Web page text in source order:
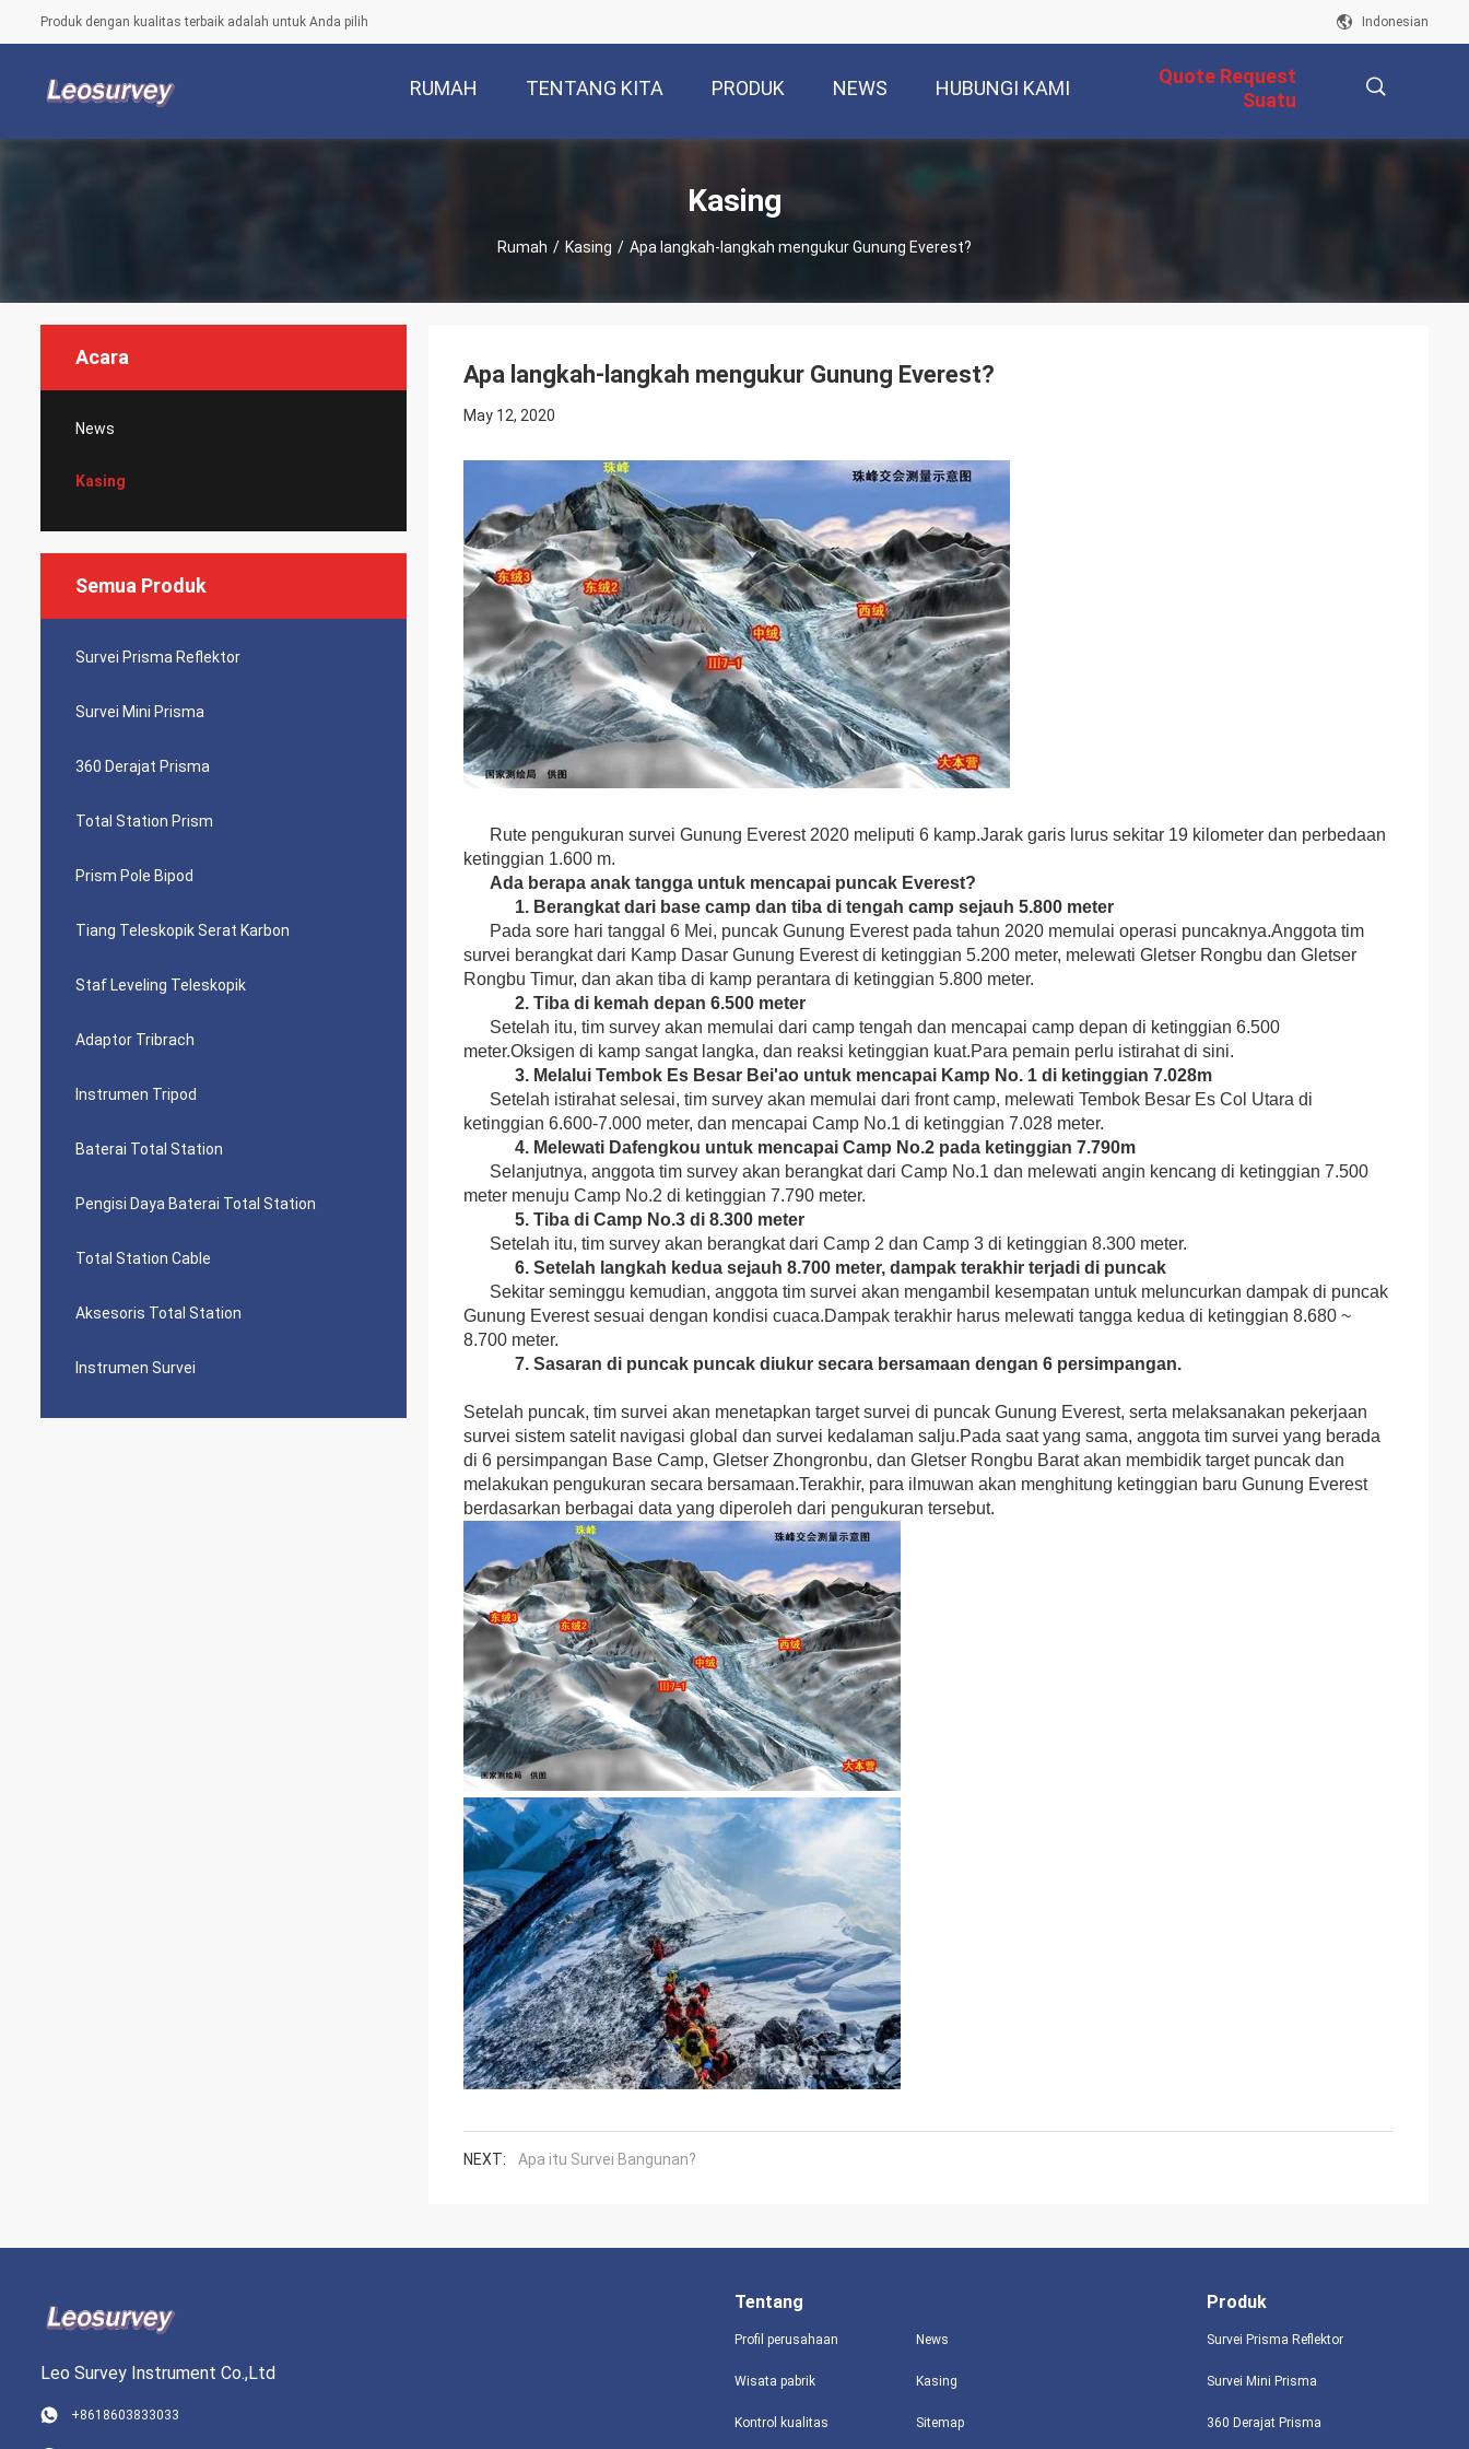
Produk dengan kualitas terbaik adalah untuk Anda pilih Indonesian
RUMAH TENTANG KITA PRODUK NEWS HUBUNGI KAMI
Quote Request
Suatu
Kasing
Rumah / Kasing / Apa langkah-langkah mengukur Gunung Everest?
Acara
News
Kasing
Semua Produk
Survei Prisma Reflektor
Survei Mini Prisma
360 Derajat Prisma
Total Station Prism
Prism Pole Bipod
Tiang Teleskopik Serat Karbon
Staf Leveling Teleskopik
Adaptor Tribrach
Instrumen Tripod
Baterai Total Station
Pengisi Daya Baterai Total Station
Total Station Cable
Aksesoris Total Station
Instrumen Survei
Apa langkah-langkah mengukur Gunung Everest?
May 12, 2020
Rute pengukuran survei Gunung Everest 2020 meliputi 6 kamp.Jarak garis lurus sekitar 19 kilometer dan perbedaan
ketinggian 1.600 m.
Ada berapa anak tangga untuk mencapai puncak Everest?
1. Berangkat dari base camp dan tiba di tengah camp sejauh 5.800 meter
Pada sore hari tanggal 6 Mei, puncak Gunung Everest pada tahun 2020 memulai operasi puncaknya.Anggota tim
survei berangkat dari Kamp Dasar Gunung Everest di ketinggian 5.200 meter, melewati Gletser Rongbu dan Gletser
Rongbu Timur, dan akan tiba di kamp perantara di ketinggian 5.800 meter.
2. Tiba di kemah depan 6.500 meter
Setelah itu, tim survey akan memulai dari camp tengah dan mencapai camp depan di ketinggian 6.500
meter.Oksigen di kamp sangat langka, dan reaksi ketinggian kuat.Para pemain perlu istirahat di sini.
3. Melalui Tembok Es Besar Bei'ao untuk mencapai Kamp No. 1 di ketinggian 7.028m
Setelah istirahat selesai, tim survey akan memulai dari front camp, melewati Tembok Besar Es Col Utara di
ketinggian 6.600-7.000 meter, dan mencapai Camp No.1 di ketinggian 7.028 meter.
4. Melewati Dafengkou untuk mencapai Camp No.2 pada ketinggian 7.790m
Selanjutnya, anggota tim survey akan berangkat dari Camp No.1 dan melewati angin kencang di ketinggian 7.500
meter menuju Camp No.2 di ketinggian 7.790 meter.
5. Tiba di Camp No.3 di 8.300 meter
Setelah itu, tim survey akan berangkat dari Camp 2 dan Camp 3 di ketinggian 8.300 meter.
6. Setelah langkah kedua sejauh 8.700 meter, dampak terakhir terjadi di puncak
Sekitar seminggu kemudian, anggota tim survei akan mengambil kesempatan untuk meluncurkan dampak di puncak
Gunung Everest sesuai dengan kondisi cuaca.Dampak terakhir harus melewati tangga kedua di ketinggian 8.680 ~
8.700 meter.
7. Sasaran di puncak puncak diukur secara bersamaan dengan 6 persimpangan.
Setelah puncak, tim survei akan menetapkan target survei di puncak Gunung Everest, serta melaksanakan pekerjaan
survei sistem satelit navigasi global dan survei kedalaman salju.Pada saat yang sama, anggota tim survei yang berada
di 6 persimpangan Base Camp, Gletser Zhongronbu, dan Gletser Rongbu Barat akan membidik target puncak dan
melakukan pengukuran secara bersamaan.Terakhir, para ilmuwan akan menghitung ketinggian baru Gunung Everest
berdasarkan berbagai data yang diperoleh dari pengukuran tersebut.
NEXT: Apa itu Survei Bangunan?
Leo Survey Instrument Co.,Ltd
+8618603833033
Tentang
Profil perusahaan
Wisata pabrik
Kontrol kualitas
News
Kasing
Sitemap
Produk
Survei Prisma Reflektor
Survei Mini Prisma
360 Derajat Prisma